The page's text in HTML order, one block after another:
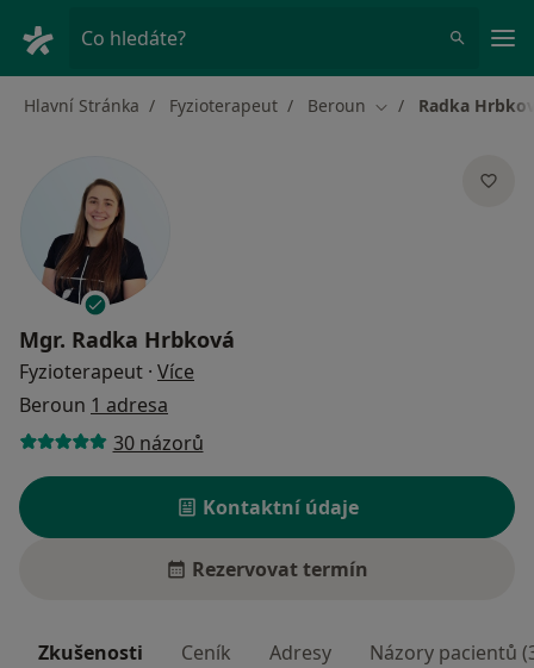
Co hledáte?
Hlavní Stránka Fyzioterapeut Beroun Změna města
Radka
Mgr. Radka Hrbková
Fyzioterapeut · Více
Beroun 1 adresa
30 názorů
Kontaktní údaje
Rezervovat termín
Zkušenosti Ceník Adresy Názory pacientů